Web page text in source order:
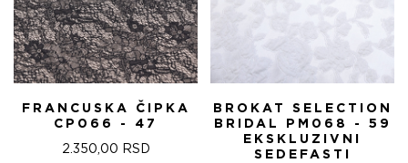
FRANCUSKA ČIPKA
CP066 - 47
2.350,00 RSD
BROKAT SELECTION
BRIDAL PM068 - 59
EKSKLUZIVNI
SEDEFASTI